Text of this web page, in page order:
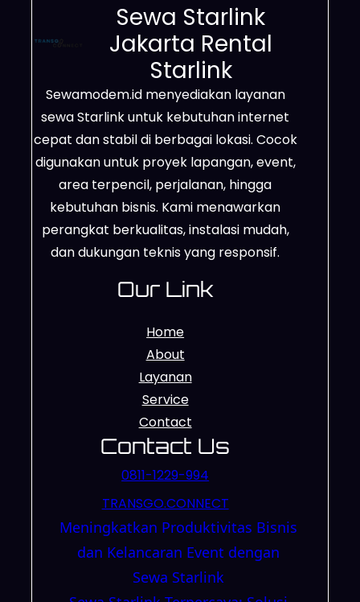
penggunaan pribadi secara
fleksibel. Selain itu, jangkauannya
luas hingga ke area terpencil,
lokasi dengan sinyal terbatas,
serta wilayah yang belum
terhubung jaringan fiber optik.
Dengan…
Sewa Starlink
Jakarta Rental
Starlink
Sewamodem.id menyediakan layanan
sewa Starlink untuk kebutuhan internet
cepat dan stabil di berbagai lokasi. Cocok
digunakan untuk proyek lapangan, event,
area terpencil, perjalanan, hingga
kebutuhan bisnis. Kami menawarkan
perangkat berkualitas, instalasi mudah,
dan dukungan teknis yang responsif.
Our Link
Home
About
Layanan
Service
Contact
Contact Us
0811-1229-994
TRANSGO.CONNECT
Meningkatkan Produktivitas Bisnis
dan Kelancaran Event dengan
Sewa Starlink